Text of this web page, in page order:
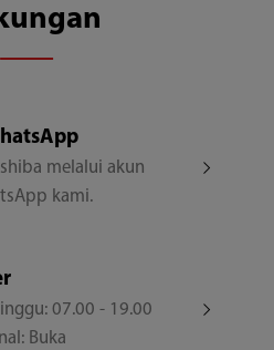
Sparepart
melalui akun
kami.
07.00 - 19.00
Buka